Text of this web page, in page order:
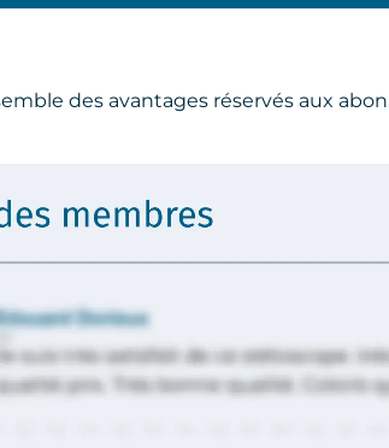
des avantages réservés aux